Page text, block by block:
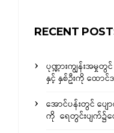
RECENT
ပုဏ္ဏားကျွန်းအမှု
နှင့် နှစ်ဦးကို ထောင်
အောင်ပန်းတွင် ပ
ကို ရေတွင်းပျက်၌